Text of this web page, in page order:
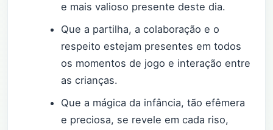
e mais valioso presente deste dia.
Que a partilha, a colaboração e o
respeito estejam presentes em todos
os momentos de jogo e interação entre
as crianças.
Que a mágica da infância, tão efêmera
e preciosa, se revele em cada riso,